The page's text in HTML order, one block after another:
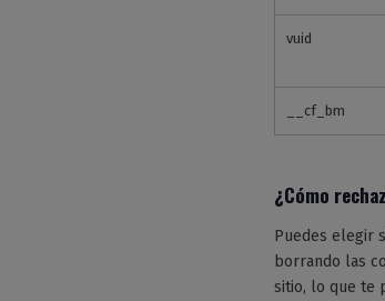
vuid
__cf_bm
¿Cómo
Puedes elegir
borrando las
sitio, lo que te